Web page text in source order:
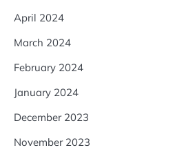
April 2024
March 2024
February 2024
January 2024
December 2023
November 2023